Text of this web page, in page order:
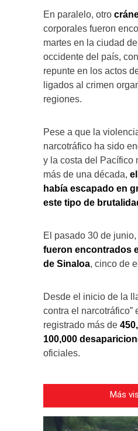
En paralelo, otro
corporales fueron
martes en la ciudad de
occidente del país,
repunte en los actos
ligados al crimen
regiones.
Pese a que la
narcotráfico ha sido
y la costa del Pacífico
más de una década,
había escapado en
este tipo de
El pasado 30 de junio,
fueron encontrados
de Sinaloa, cinco de
Desde el inicio de la
contra el narcotráfico”
registrado más de
100,000
oficiales.
Más